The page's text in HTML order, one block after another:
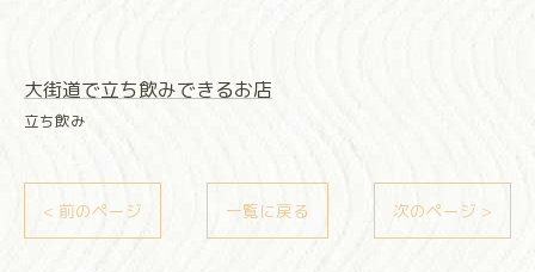
大街道で立ち飲みできるお店
立ち飲み
< 前のページ 一覧に戻る 次のページ >